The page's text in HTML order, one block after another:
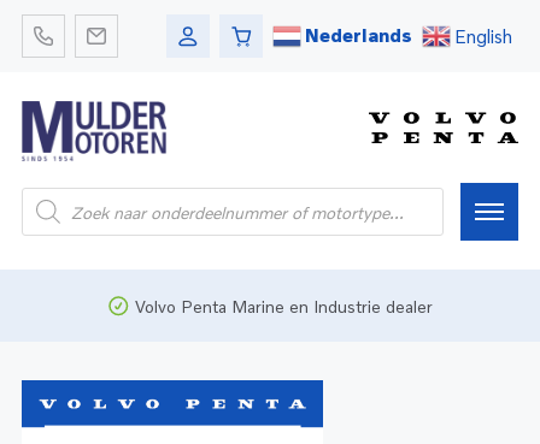
Nederlands English
Volvo Penta Marine en Industrie dealer